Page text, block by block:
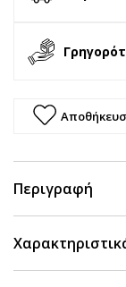
Περιγραφή